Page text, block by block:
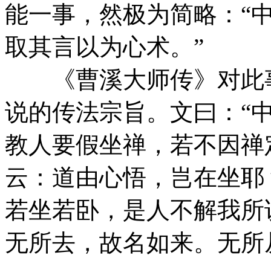
能一事，然极为简略：“
取其言以为心术。”
《曹溪大师传》对此
说的传法宗旨。文曰：“
教人要假坐禅，若不因
云：道由心悟，岂在坐
若坐若卧，是人不解我
无所去，故名如来。无